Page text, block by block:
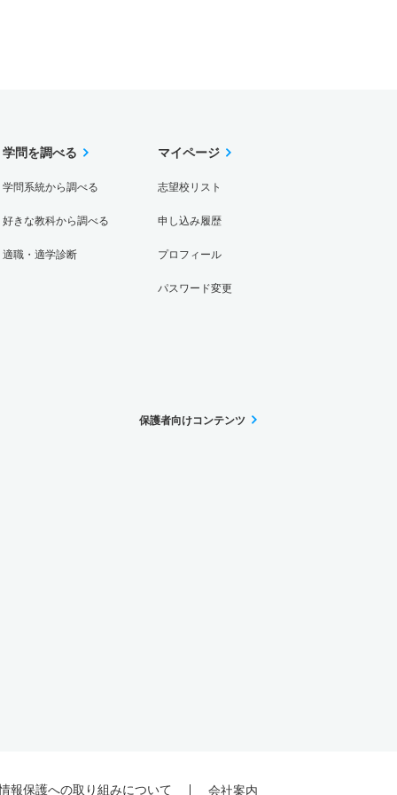
学問を調べる
学問系統から調べる
好きな教科から調べる
適職・適学診断
マイページ
志望校リスト
申し込み履歴
プロフィール
パスワード変更
保護者向けコンテンツ
報保護への取り組みについて 会社案内